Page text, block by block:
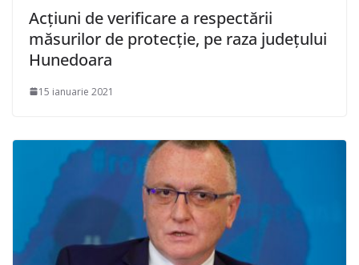
Acțiuni de verificare a respectării
măsurilor de protecție, pe raza județului
Hunedoara
15 ianuarie 2021